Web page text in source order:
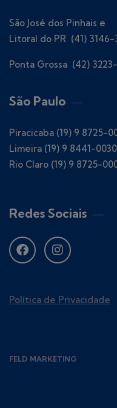
São José dos Pinhais e
Litoral do PR (41) 3146-
Ponta Grossa (42)
São Paulo
Piracicaba (19) 9 8725-
Limeira (19) 9 8441-0030
Rio Claro (19) 9 8725-
Redes Sociais
Política de Privacidade
FELD MARKETING